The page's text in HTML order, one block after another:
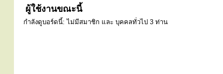
ผู้ใช้งานขณะนี้
กำลังดูบอร์ดนี้: ไม่มีสมาชิก และ บุคคลทั่วไป 3 ท่าน